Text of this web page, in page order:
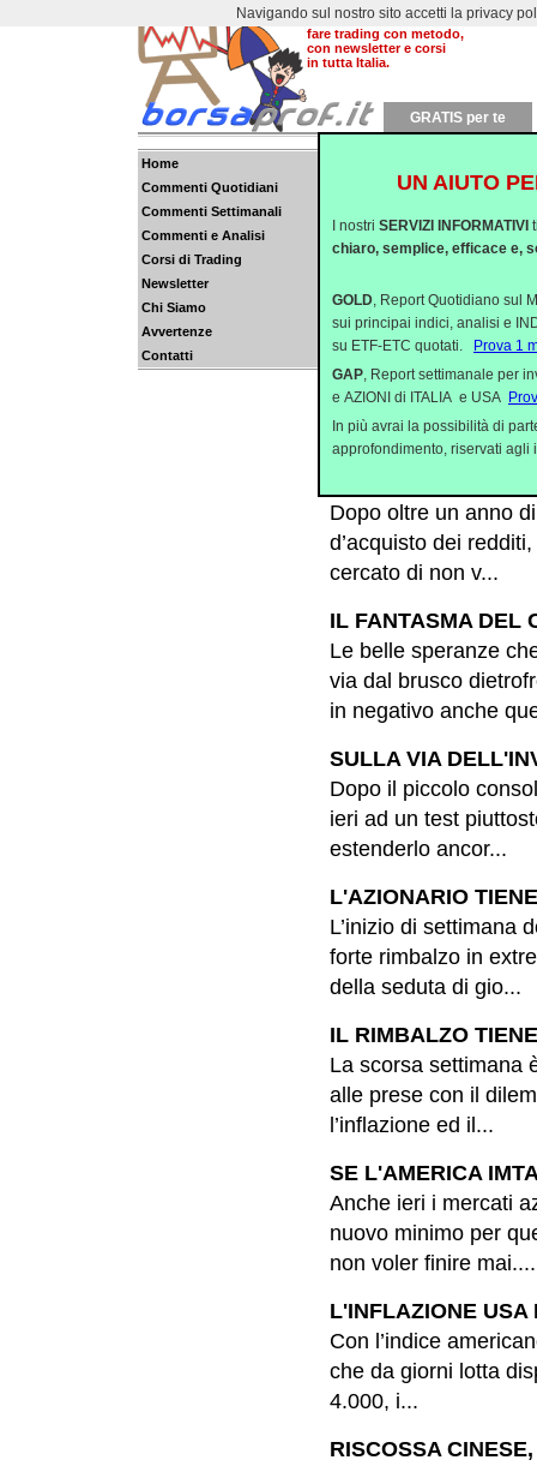
Dal 2000 aiutiamo a
fare trading con metodo,
con newsletter e corsi
in tutta Italia.
GRATIS per te
Home
Commenti Quotidiani
Commenti Settimanali
Commenti e Analisi
Corsi di Trading
Newsletter
Chi Siamo
Avvertenze
Contatti
A conferma di
magici di calo da
SETTE
Dopo averci
performance di sei
Wall Street (SP500
Dopo oltre un anno
d’acquisto dei
cercato di non v...
IL FANTASMA DEL
Le belle speranze
via dal brusco
in negativo anche
SULLA VIA
Dopo il piccolo
ieri ad un test
estenderlo ancor...
L'AZIONARIO
L’inizio di settimana
forte rimbalzo in
della seduta di gio...
IL RIMBALZO
La scorsa settimana
alle prese con il
l’inflazione ed il...
SE L'AMERICA
Anche ieri i mercati
nuovo minimo per
non voler finire mai....
L'INFLAZIONE USA
Con l’indice
che da giorni lotta
4.000, i...
RISCOSSA
UN AIUTO
I nostri SERVIZI INFORMATIVI
chiaro, semplice, efficace e,
GOLD, Report Quotidiano sul
sui principai indici, analisi e
su ETF-ETC quotati.
Prova 1
GAP, Report settimanale per
e AZIONI di ITALIA e USA
In più avrai la possibilità di
approfondimento, riservati agli
Navigando sul nostro sito accetti la privacy